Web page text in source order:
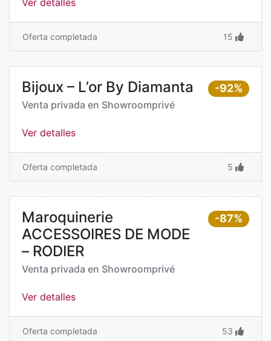
Ver detalles
Oferta completada 15
-92%
Bijoux – L’or By Diamanta
Venta privada en Showroomprivé
Ver detalles
Oferta completada 5
-87%
Maroquinerie
ACCESSOIRES DE MODE
– RODIER
Venta privada en Showroomprivé
Ver detalles
Oferta completada 53